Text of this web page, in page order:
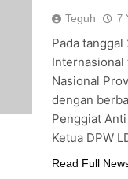
Teguh 7
Pada
Internasional
Nasional
dengan
Penggiat
Ketua DPW
Read Full